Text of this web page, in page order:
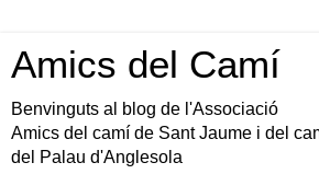
Amics del Camí
Benvinguts al blog de l'Associació
Amics del camí de Sant Jaume i del
del Palau d'Anglesola